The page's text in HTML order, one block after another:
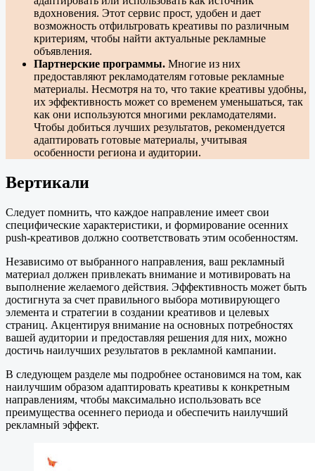
вдохновения. Этот сервис прост, удобен и дает
возможность отфильтровать креативы по различным
критериям, чтобы найти актуальные рекламные
объявления.
Партнерские программы. Многие из них
предоставляют рекламодателям готовые рекламные
материалы. Несмотря на то, что такие креативы удобны,
их эффективность может со временем уменьшаться, так
как они используются многими рекламодателями.
Чтобы добиться лучших результатов, рекомендуется
адаптировать готовые материалы, учитывая
особенности региона и аудитории.
Вертикали
Следует помнить, что каждое направление имеет свои
специфические характеристики, и формирование осенних
push-креативов должно соответствовать этим особенностям.
Независимо от выбранного направления, ваш рекламный
материал должен привлекать внимание и мотивировать на
выполнение желаемого действия. Эффективность может быть
достигнута за счет правильного выбора мотивирующего
элемента и стратегии в создании креативов и целевых
страниц. Акцентируя внимание на основных потребностях
вашей аудитории и предоставляя решения для них, можно
достичь наилучших результатов в рекламной кампании.
В следующем разделе мы подробнее остановимся на том, как
наилучшим образом адаптировать креативы к конкретным
направлениям, чтобы максимально использовать все
преимущества осеннего периода и обеспечить наилучший
рекламный эффект.